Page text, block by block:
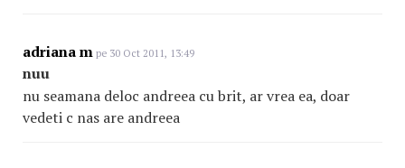
adriana m pe 30 Oct 2011, 13:49
nuu
nu seamana deloc andreea cu brit, ar vrea ea, doar
vedeti c nas are andreea